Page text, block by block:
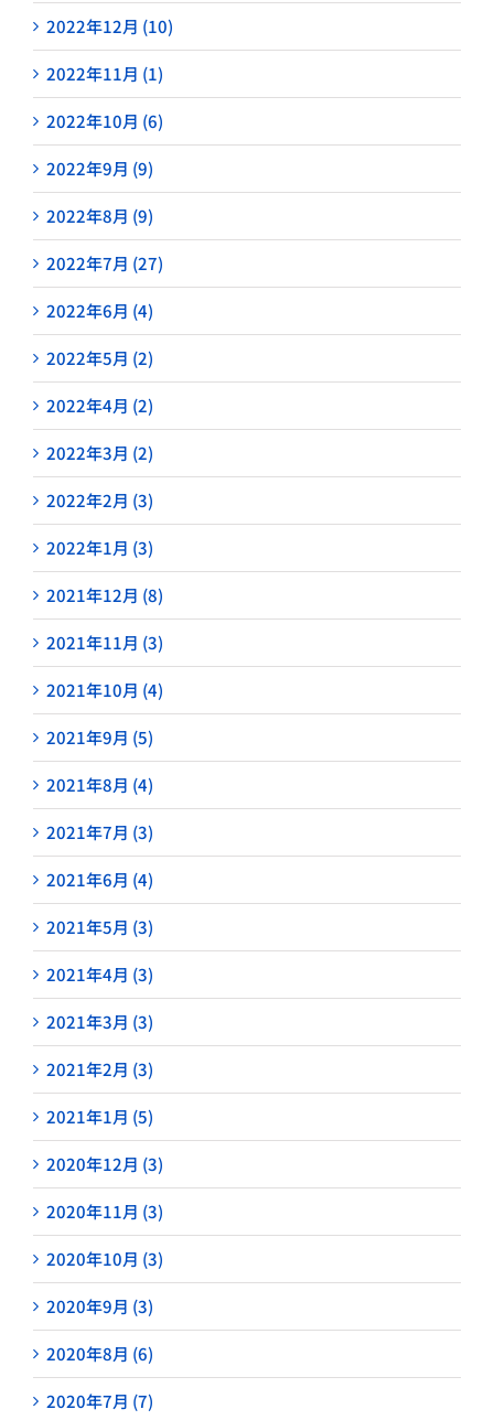
2022年12月 (10)
2022年11月 (1)
2022年10月 (6)
2022年9月 (9)
2022年8月 (9)
2022年7月 (27)
2022年6月 (4)
2022年5月 (2)
2022年4月 (2)
2022年3月 (2)
2022年2月 (3)
2022年1月 (3)
2021年12月 (8)
2021年11月 (3)
2021年10月 (4)
2021年9月 (5)
2021年8月 (4)
2021年7月 (3)
2021年6月 (4)
2021年5月 (3)
2021年4月 (3)
2021年3月 (3)
2021年2月 (3)
2021年1月 (5)
2020年12月 (3)
2020年11月 (3)
2020年10月 (3)
2020年9月 (3)
2020年8月 (6)
2020年7月 (7)